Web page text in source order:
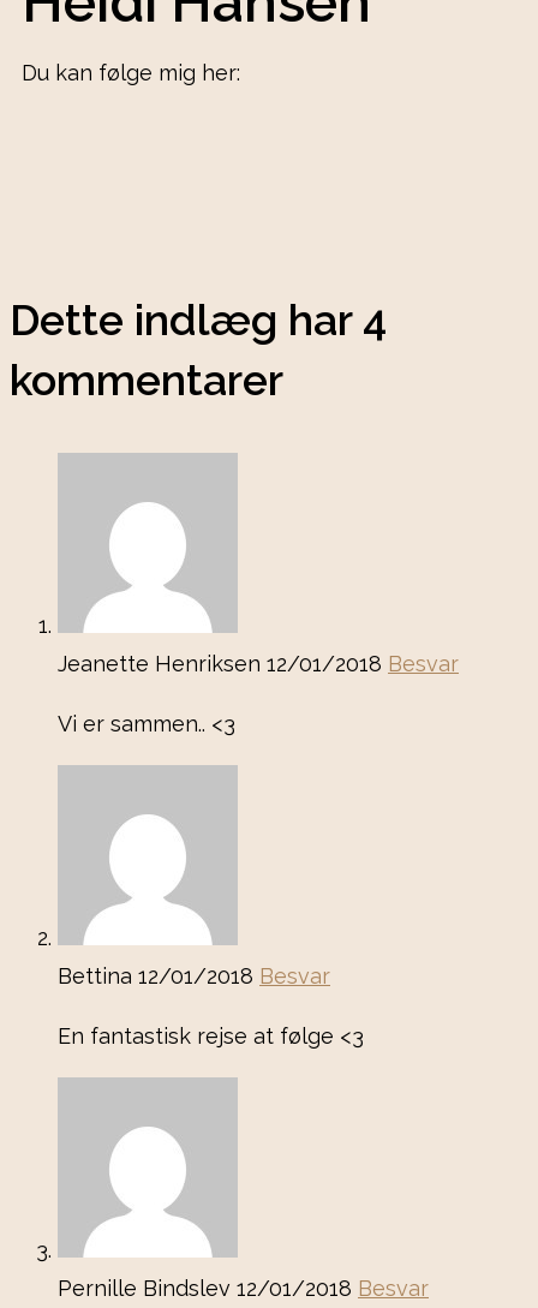
Du kan følge mig her:
Dette indlæg har 4
kommentarer
Jeanette Henriksen 12/01/2018 Besvar
Vi er sammen.. <3
Bettina 12/01/2018 Besvar
En fantastisk rejse at følge <3
Pernille Bindslev 12/01/2018 Besvar